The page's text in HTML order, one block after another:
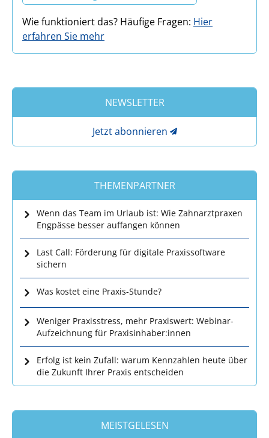
Wie funktioniert das? Häufige Fragen: Hier
erfahren Sie mehr
NEWSLETTER
Jetzt abonnieren
THEMENPARTNER
Wenn das Team im Urlaub ist: Wie Zahnarztpraxen
Engpässe besser auffangen können
Last Call: Förderung für digitale Praxissoftware
sichern
Was kostet eine Praxis-Stunde?
Weniger Praxisstress, mehr Praxiswert: Webinar-
Aufzeichnung für Praxisinhaber:innen
Erfolg ist kein Zufall: warum Kennzahlen heute über
die Zukunft Ihrer Praxis entscheiden
MEISTGELESEN